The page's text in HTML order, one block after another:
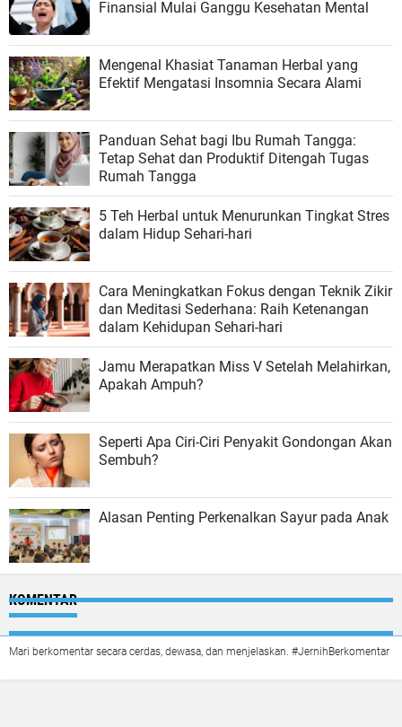
Finansial Mulai Ganggu Kesehatan Mental
Mengenal Khasiat Tanaman Herbal yang
Efektif Mengatasi Insomnia Secara Alami
Panduan Sehat bagi Ibu Rumah Tangga:
Tetap Sehat dan Produktif Ditengah Tugas
Rumah Tangga
5 Teh Herbal untuk Menurunkan Tingkat Stres
dalam Hidup Sehari-hari
Cara Meningkatkan Fokus dengan Teknik Zikir
dan Meditasi Sederhana: Raih Ketenangan
dalam Kehidupan Sehari-hari
Jamu Merapatkan Miss V Setelah Melahirkan,
Apakah Ampuh?
Seperti Apa Ciri-Ciri Penyakit Gondongan Akan
Sembuh?
Alasan Penting Perkenalkan Sayur pada Anak
KOMENTAR
Mari berkomentar secara cerdas, dewasa, dan menjelaskan. #JernihBerkomentar